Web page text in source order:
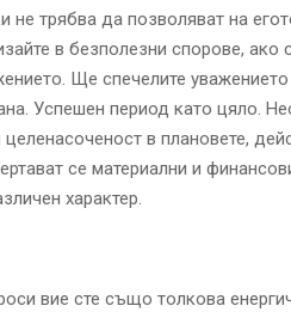
не трябва да позволяват на
в безполезни спорове, ако
Ще спечелите
Успешен период като цяло.
целенасоченост в плановете,
се материални и
характер.
вие сте също толкова